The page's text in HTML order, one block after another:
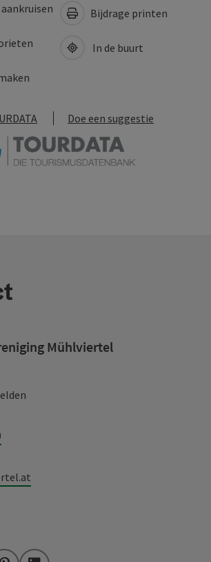
Bijdrage printen
In de buurt
Doe een suggestie
Mühlviertel